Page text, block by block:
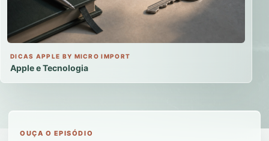
DICAS APPLE BY MICRO IMPORT
Apple e Tecnologia
OUÇA O EPISÓDIO